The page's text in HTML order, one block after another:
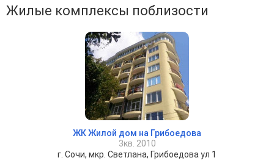
Жилые комплексы поблизости
ЖК Жилой дом на Грибоедова
3кв. 2010
г. Сочи, мкр. Светлана, Грибоедова ул 1